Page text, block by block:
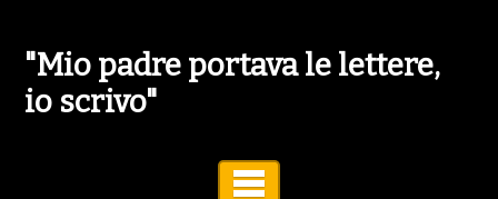
"Mio padre portava le lettere,
io scrivo"